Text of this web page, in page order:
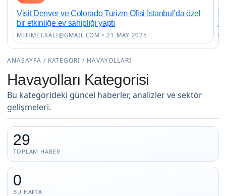
Visit Denver ve Colorado Turizm Ofisi İstanbul’da özel
bir etkinliğe ev sahipliği yaptı
MEHMET.KALI@GMAIL.COM • 21 MAY 2025
ANASAYFA / KATEGORI / HAVAYOLLARI
Havayolları Kategorisi
Bu kategorideki güncel haberler, analizler ve sektör
gelişmeleri.
29
TOPLAM HABER
0
BU HAFTA